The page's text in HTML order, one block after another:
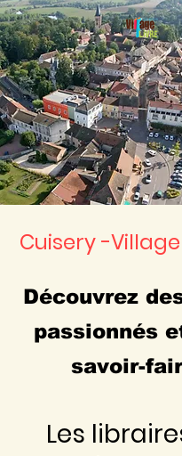
Cuisery -
Découvrez
passionnés
savoir-
Les